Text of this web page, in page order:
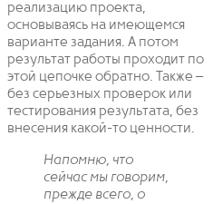
реализацию проекта,
основываясь на имеющемся
варианте задания. А потом
результат работы проходит по
этой цепочке обратно. Также –
без серьезных проверок или
тестирования результата, без
внесения какой-то ценности.
Напомню, что
сейчас мы говорим,
прежде всего, о